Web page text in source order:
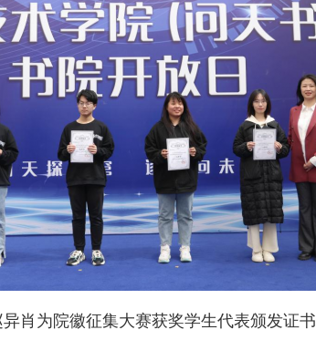
异肖为院徽征集大赛获奖学生代表颁发证书